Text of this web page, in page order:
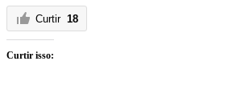
Curtir 18
Curtir isso: